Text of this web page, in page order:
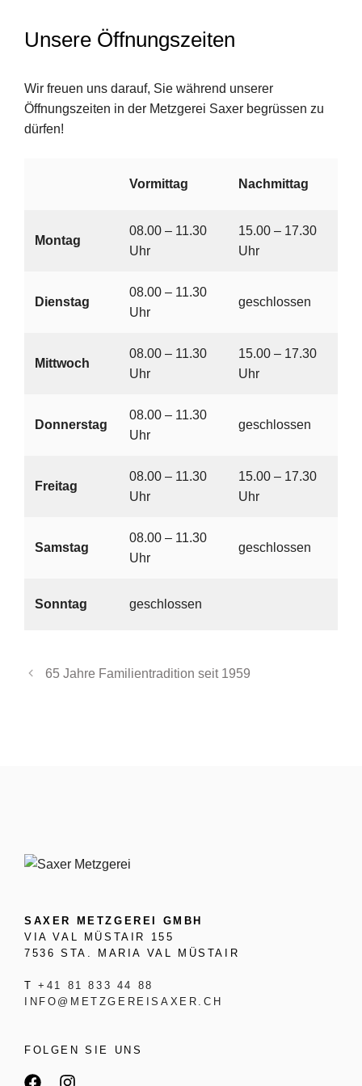
Unsere Öffnungszeiten
Wir freuen uns darauf, Sie während unserer
Öffnungszeiten in der Metzgerei Saxer begrüssen zu
dürfen!
Vormittag Nachmittag
Montag
08.00 – 11.30
Uhr
15.00 – 17.30
Uhr
Dienstag
08.00 – 11.30
Uhr
geschlossen
Mittwoch
08.00 – 11.30
Uhr
15.00 – 17.30
Uhr
Donnerstag
08.00 – 11.30
Uhr
geschlossen
Freitag
08.00 – 11.30
Uhr
15.00 – 17.30
Uhr
Samstag
08.00 – 11.30
Uhr
geschlossen
Sonntag geschlossen
65 Jahre Familientradition seit 1959
SAXER METZGEREI GMBH
VIA VAL MÜSTAIR 155
7536 STA. MARIA VAL MÜSTAIR
T+41 81 833 44 88
INFO@METZGEREISAXER.CH
FOLGEN SIE UNS